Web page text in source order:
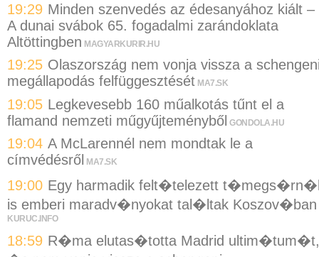
19:29 Minden szenvedés az édesanyához kiált –
A dunai svábok 65. fogadalmi zarándoklata
Altöttingben MAGYARKURIR.HU
19:25 Olaszország nem vonja vissza a
megállapodás felfüggesztését MA7.SK
19:05 Legkevesebb 160 műalkotás tűnt el a
flamand nemzeti műgyűjteményből GONDOLA.HU
19:04 A McLarennél nem mondtak le a
címvédésről
MA7.SK
19:00 Egy harmadik felt�telezett
is emberi maradv�nyokat tal�ltak Koszov�ban
KURUC.INFO
18:59 R�ma elutas�totta Madrid ultim�tum�t,